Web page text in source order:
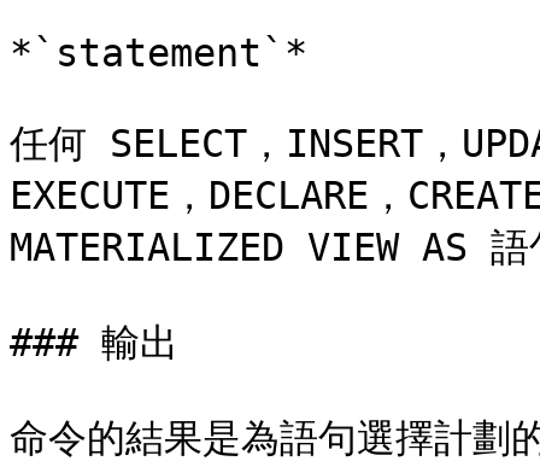
*`statement`*
任何 SELECT，INSERT，
EXECUTE，DECLARE，
MATERIALIZED VIEW AS
### 輸出
命令的結果是為語句選擇計劃